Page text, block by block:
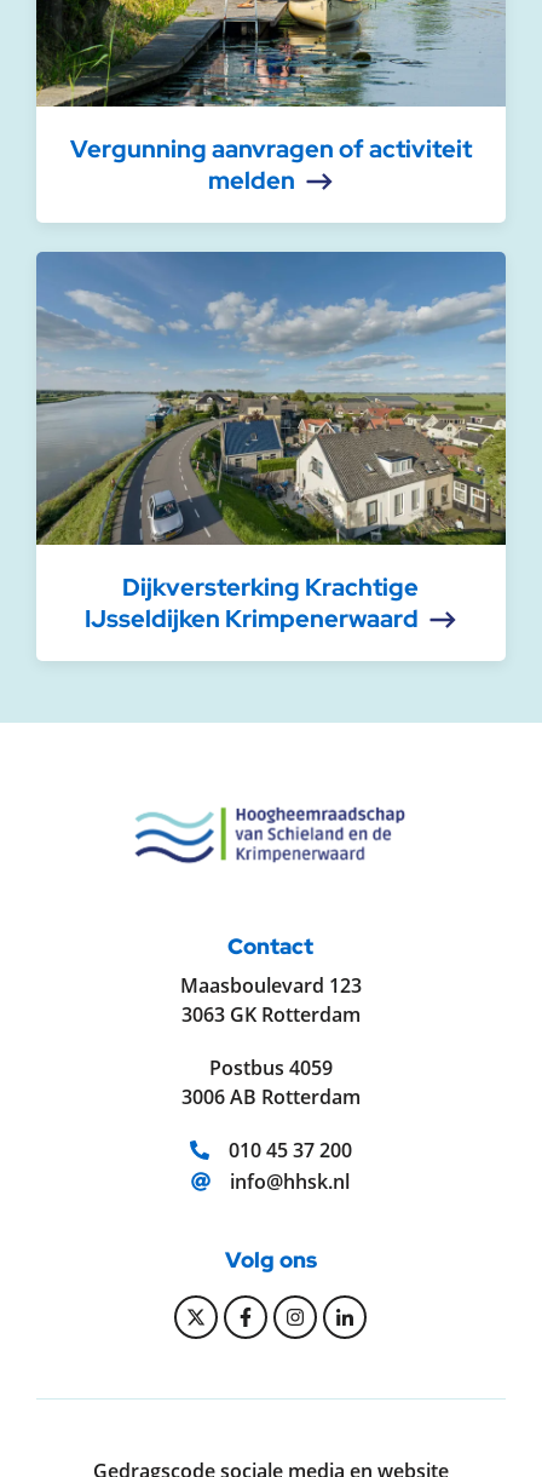
Vergunning aanvragen of activiteit
melden
Dijkversterking Krachtige
IJsseldijken Krimpenerwaard
Contact
Maasboulevard 123
3063 GK Rotterdam
Postbus 4059
3006 AB Rotterdam
Telefoonnummer:
010 45 37 200
E-mailadres:
info@hhsk.nl
Volg ons
Bekijk onze Twitter pagina
Bekijk onze Facebook
Bekijk onze Instagram
Bekijk onze
Gedragscode sociale media en website